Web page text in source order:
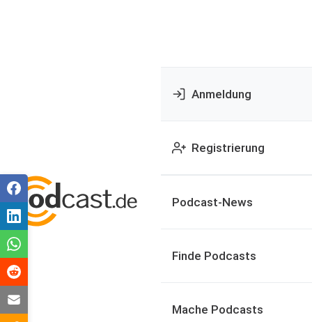
Anmeldung
Registrierung
Podcast-News
Finde Podcasts
Mache Podcasts